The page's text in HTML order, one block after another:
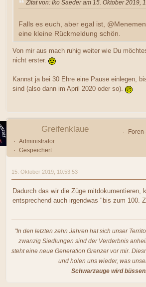
Zitat von: Iko Saeder am 15. Oktober 2019,
Falls es euch, aber egal ist,
eine kleine Rückmeldung schön.
Von mir aus mach ruhig weiter wie Du
nicht erster.
Kannst ja bei 30 Ehre eine Pause einlegen,
sind (also dann im April 2020 oder so).
Greifenklaue
Administrator
Gespeichert
15. Oktober 2019, 10:53:53
Dadurch das wir die Züge mitdokumentieren,
entsprechend auch irgendwas "bis zum 100.
"In den letzten zehn Jahren hat sich unser
zwanzig Siedlungen sind der Verderbnis
steht eine neue Generation Grenzer vor mir.
und holen uns wieder, was
Schwarzauge wird